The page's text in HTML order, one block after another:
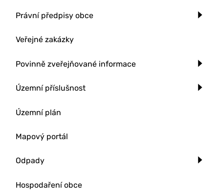
Právní předpisy obce
Veřejné zakázky
Povinně zveřejňované informace
Územní příslušnost
Územní plán
Mapový portál
Odpady
Hospodaření obce